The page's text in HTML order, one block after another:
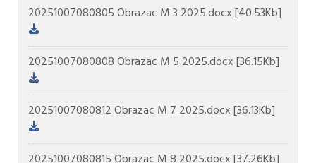
20251007080805 Obrazac M 3 2025.docx[40.53Kb]
20251007080808 Obrazac M 5 2025.docx[36.15Kb]
20251007080812 Obrazac M 7 2025.docx[36.13Kb]
20251007080815 Obrazac M 8 2025.docx[37.26Kb]